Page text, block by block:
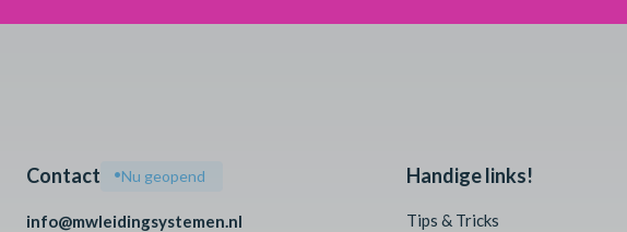
Contact •Nu geopend
info@mwleidingsystemen.nl
Handige links!
Tips & Tricks